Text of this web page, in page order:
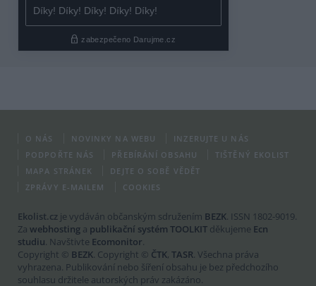
O NÁS NOVINKY NA WEBU
INZERUJTE U NÁS
PODPOŘTE NÁS
PŘEBÍRÁNÍ OBSAHU
TIŠTĚNÝ EKOLIST
MAPA STRÁNEK
DEJTE O SOBĚ VĚDĚT
ZPRÁVY E-MAILEM
COOKIES
Ekolist.cz je vydáván občanským sdružením BEZK. ISSN 1802-9019.
Za webhosting a publikační systém TOOLKIT děkujeme Ecn
studiu. Navštivte Ecomonitor.
Copyright © BEZK. Copyright © ČTK, TASR. Všechna práva
vyhrazena. Publikování nebo šíření obsahu je bez předchozího
souhlasu držitele autorských práv zakázáno.